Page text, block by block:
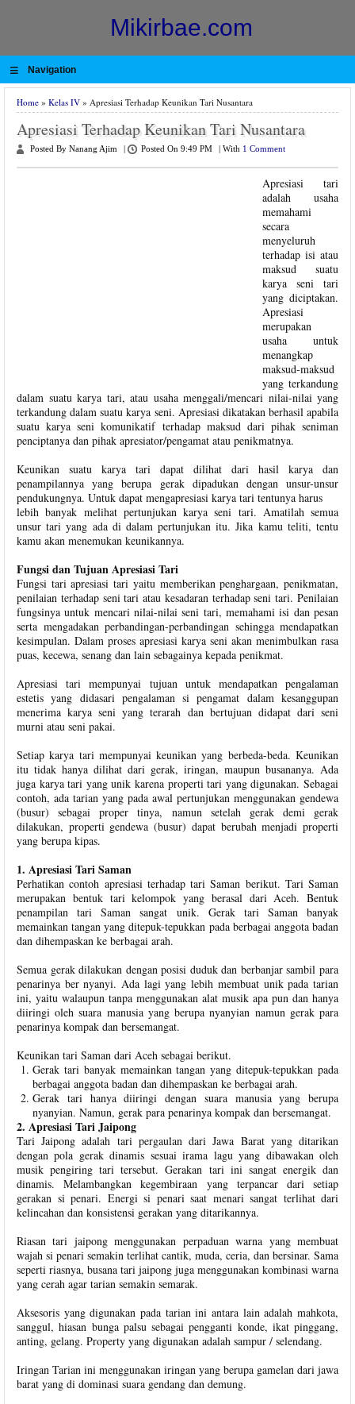
Mikirbae.com
≡ Navigation
Home » Kelas IV » Apresiasi Terhadap Keunikan Tari Nusantara
Apresiasi Terhadap Keunikan Tari Nusantara
Posted By Nanang Ajim Posted On 9:49 PM With 1 Comment
Apresiasi tari
adalah usaha
memahami
secara
menyeluruh
terhadap isi atau
maksud suatu
karya seni tari
yang diciptakan.
Apresiasi
merupakan
usaha untuk
menangkap
maksud-maksud
yang terkandung
dalam suatu karya tari, atau usaha menggali/mencari nilai-nilai yang
terkandung dalam suatu karya seni. Apresiasi dikatakan berhasil apabila
suatu karya seni komunikatif terhadap maksud dari pihak seniman
penciptanya dan pihak apresiator/pengamat atau penikmatnya.
Keunikan suatu karya tari dapat dilihat dari hasil karya dan
penampilannya yang berupa gerak dipadukan dengan unsur-unsur
pendukungnya. Untuk dapat mengapresiasi karya tari tentunya harus
lebih banyak melihat pertunjukan karya seni tari. Amatilah semua
unsur tari yang ada di dalam pertunjukan itu. Jika kamu teliti, tentu
kamu akan menemukan keunikannya.
Fungsi dan Tujuan Apresiasi Tari
Fungsi tari apresiasi tari yaitu memberikan penghargaan, penikmatan,
penilaian terhadap seni tari atau kesadaran terhadap seni tari. Penilaian
fungsinya untuk mencari nilai-nilai seni tari, memahami isi dan pesan
serta mengadakan perbandingan-perbandingan sehingga mendapatkan
kesimpulan. Dalam proses apresiasi karya seni akan menimbulkan rasa
puas, kecewa, senang dan lain sebagainya kepada penikmat.
Apresiasi tari mempunyai tujuan untuk mendapatkan pengalaman
estetis yang didasari pengalaman si pengamat dalam kesanggupan
menerima karya seni yang terarah dan bertujuan didapat dari seni
murni atau seni pakai.
Setiap karya tari mempunyai keunikan yang berbeda-beda. Keunikan
itu tidak hanya dilihat dari gerak, iringan, maupun busananya. Ada
juga karya tari yang unik karena properti tari yang digunakan. Sebagai
contoh, ada tarian yang pada awal pertunjukan menggunakan gendewa
(busur) sebagai proper tinya, namun setelah gerak demi gerak
dilakukan, properti gendewa (busur) dapat berubah menjadi properti
yang berupa kipas.
1. Apresiasi Tari Saman
Perhatikan contoh apresiasi terhadap tari Saman berikut. Tari Saman
merupakan bentuk tari kelompok yang berasal dari Aceh. Bentuk
penampilan tari Saman sangat unik. Gerak tari Saman banyak
memainkan tangan yang ditepuk-tepukkan pada berbagai anggota badan
dan dihempaskan ke berbagai arah.
Semua gerak dilakukan dengan posisi duduk dan berbanjar sambil para
penarinya ber nyanyi. Ada lagi yang lebih membuat unik pada tarian
ini, yaitu walaupun tanpa menggunakan alat musik apa pun dan hanya
diiringi oleh suara manusia yang berupa nyanyian namun gerak para
penarinya kompak dan bersemangat.
Keunikan tari Saman dari Aceh sebagai berikut.
Gerak tari banyak memainkan tangan yang ditepuk-tepukkan pada
berbagai anggota badan dan dihempaskan ke berbagai arah.
Gerak tari hanya diiringi dengan suara manusia yang berupa
nyanyian. Namun, gerak para penarinya kompak dan bersemangat.
2. Apresiasi Tari Jaipong
Tari Jaipong adalah tari pergaulan dari Jawa Barat yang ditarikan
dengan pola gerak dinamis sesuai irama lagu yang dibawakan oleh
musik pengiring tari tersebut. Gerakan tari ini sangat energik dan
dinamis. Melambangkan kegembiraan yang terpancar dari setiap
gerakan si penari. Energi si penari saat menari sangat terlihat dari
kelincahan dan konsistensi gerakan yang ditarikannya.
Riasan tari jaipong menggunakan perpaduan warna yang membuat
wajah si penari semakin terlihat cantik, muda, ceria, dan bersinar. Sama
seperti riasnya, busana tari jaipong juga menggunakan kombinasi warna
yang cerah agar tarian semakin semarak.
Aksesoris yang digunakan pada tarian ini antara lain adalah mahkota,
sanggul, hiasan bunga palsu sebagai pengganti konde, ikat pinggang,
anting, gelang. Property yang digunakan adalah sampur / selendang.
Iringan Tarian ini menggunakan iringan yang berupa gamelan dari jawa
barat yang di dominasi suara gendang dan demung.